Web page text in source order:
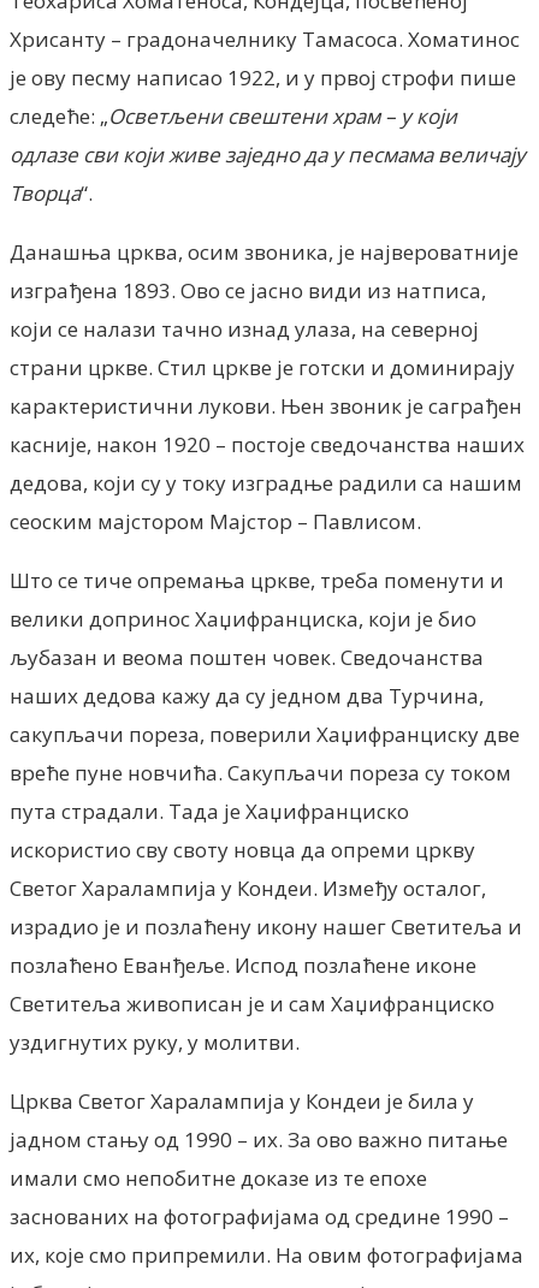
Хрисанту – градоначелнику Тамасоса. Хоматинос
је ову песму написао 1922, и у првој строфи пише
следеће: „Осветљени свештени храм – у који
одлазе сви који живе заједнода у песмама величају
Творца“.
Данашња црква, осим звоника, је највероватније
изграђена 1893. Ово се јасно види из натписа,
који се налази тачно изнад улаза, на северној
страни цркве. Стил цркве је готски и доминирају
карактеристични лукови. Њен звоник је саграђен
касније, након 1920 – постоје сведочанства наших
дедова, који су у току изградње радили са нашим
сеоским мајстором Мајстор – Павлисом.
Што се тиче опремања цркве, треба поменути и
велики допринос Хаџифранциска, који је био
љубазан и веома поштен човек. Сведочанства
наших дедова кажу да су једном два Турчина,
сакупљачи пореза, поверили Хаџифранциску две
вреће пуне новчића. Сакупљачи пореза су током
пута страдали. Тада је Хаџифранциско
искористио сву своту новца да опреми цркву
Светог Харалампија у Кондеи. Између осталог,
израдио је и позлаћену икону нашег Светитеља и
позлаћено Еванђеље. Испод позлаћене иконе
Светитеља живописан је и сам Хаџифранциско
уздигнутих руку, у молитви.
Црква Светог Харалампија у Кондеи је била у
јадном стању од 1990 – их. За ово важно питање
имали смо непобитне доказе из те епохе
заснованих на фотографијама од средине 1990 –
их, које смо припремили. На овим фотографијама